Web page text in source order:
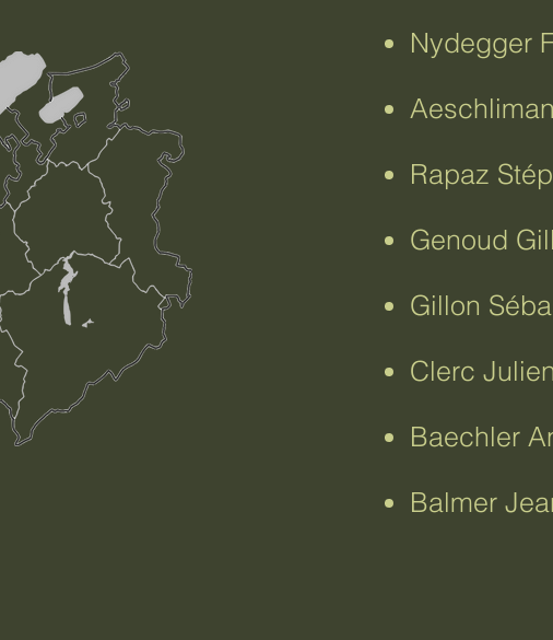
Nydegger
Rapaz
Genoud
Gillon
Clerc
Baechler
Balmer